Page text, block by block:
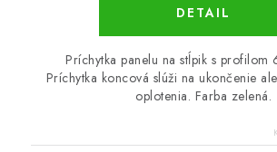
DETAIL
Príchytka panelu na stĺpik s profilom
Príchytka koncová slúži na ukončenie
oplotenia. Farba zelená.